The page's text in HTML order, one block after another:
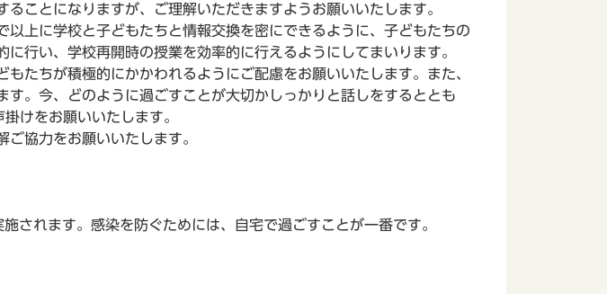
ことになりますが、ご理解いただきますようお願いいたします。
上に学校と子どもたちと情報交換を密にできるように、子どもたちの
行い、学校再開時の授業を効率的に行えるようにしてまいります。
たちが積極的にかかわれるようにご配慮をお願いいたします。また、
。今、どのように過ごすことが大切かしっかりと話しをするととも
けをお願いいたします。
協力をお願いいたします。
されます。感染を防ぐためには、自宅で過ごすことが一番です。